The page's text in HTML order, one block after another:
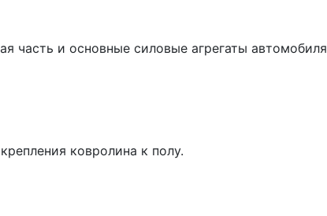
часть и основные силовые агрегаты
ковролина к полу.